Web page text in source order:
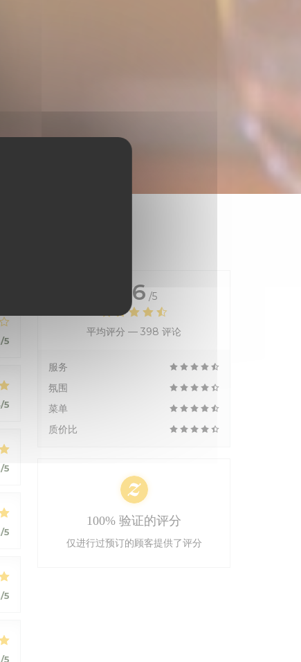
/5
/5
/5
/5
/5
/5
4.6 /5
平均评分 — 398 评论
服务
氛围
菜单
质价比
100% 验证的评分
仅进行过预订的顾客提供了评分